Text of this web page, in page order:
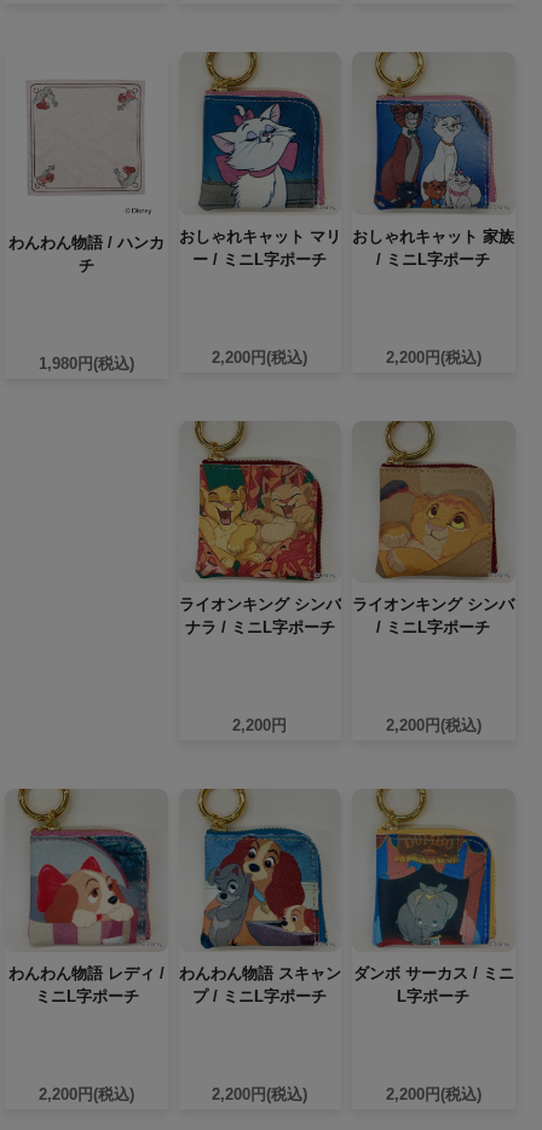
わんわん物語 / ハンカ
チ
1,980円(税込)
おしゃれキャット マリ
ー / ミニL字ポーチ
2,200円(税込)
おしゃれキャット 家族
/ ミニL字ポーチ
2,200円(税込)
ライオンキング シンバ
ナラ / ミニL字ポーチ
2,200円
ライオンキング シンバ
/ ミニL字ポーチ
2,200円(税込)
わんわん物語 レディ /
ミニL字ポーチ
2,200円(税込)
わんわん物語 スキャン
プ / ミニL字ポーチ
2,200円(税込)
ダンボ サーカス / ミニ
L字ポーチ
2,200円(税込)